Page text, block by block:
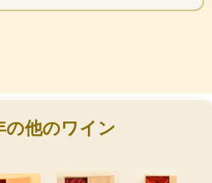
の他のワイン